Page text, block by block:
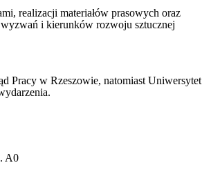
realizacji materiałów prasowych oraz
i kierunków rozwoju sztucznej
Pracy w Rzeszowie, natomiast Uniwersytet
A0